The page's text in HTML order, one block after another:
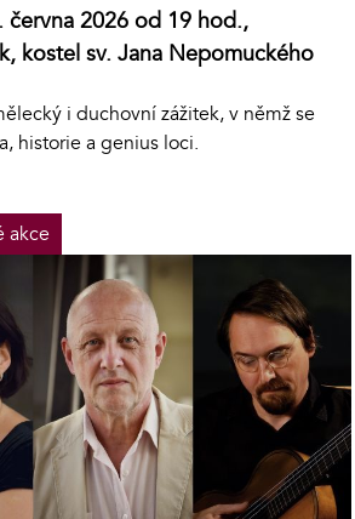
června 2026 od 19 hod.,
kostel sv. Jana Nepomuckého
i duchovní zážitek, v němž se
historie a genius loci.
akce